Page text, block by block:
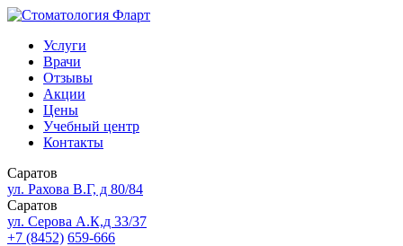
Услуги
Врачи
Отзывы
Акции
Цены
Учебный центр
Контакты
Саратов
ул. Рахова В.Г, д 80/84
Саратов
ул. Серова А.К,д 33/37
+7 (8452) 659-666